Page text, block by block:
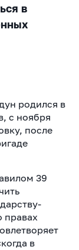
в
родился в
с ноября
после
39
правах
в